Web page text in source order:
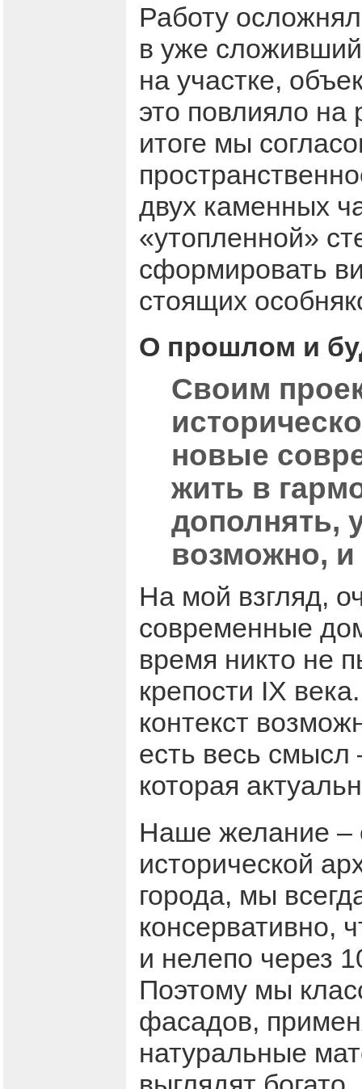
Работу
в уже
на участке,
это повлияло
итоге мы
двух каменных
«утопленной»
сформировать
стоящих
О прошлом и
Своим
новые
жить в
дополнять,
возможно,
На мой взгляд,
современные
время никто не
крепости IX
контекст
есть весь смысл
которая
Наше желание –
исторической
города, мы
консервативно,
и нелепо через
Поэтому мы
фасадов,
натуральные